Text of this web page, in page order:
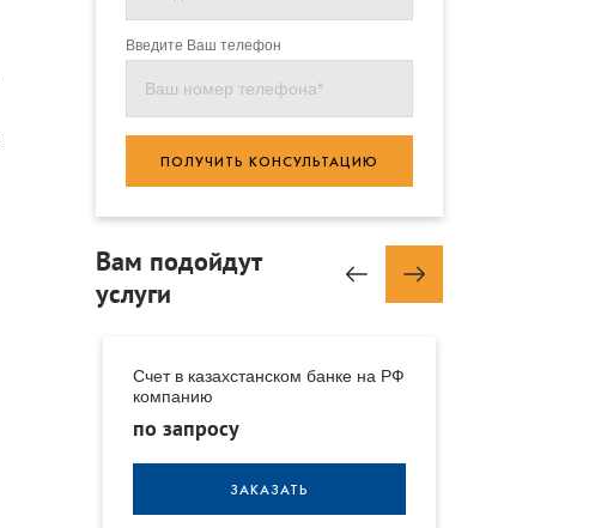
Введите Ваш телефон
ПОЛУЧИТЬ КОНСУЛЬТАЦИЮ
Вам подойдут
услуги
Счет в казахстанском банке на РФ
компанию
по запросу
ЗАКАЗАТЬ